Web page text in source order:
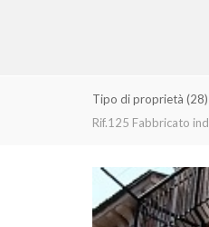
Tipo di proprietà (28)
Rif.125 Fabbricato